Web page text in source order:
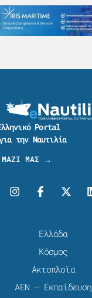
Portal
την Ναυτιλία
ΜΑΖΙ ΜΑΣ →
Ελλάδα
Κόσμος
Ακτοπλοϊα
ΑΕΝ – Εκπαίδευση